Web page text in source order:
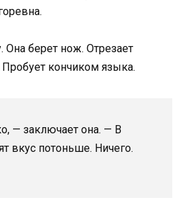
берет нож. Отрезает
кончиком языка.
— заключает она. — В
вкус потоньше. Ничего.